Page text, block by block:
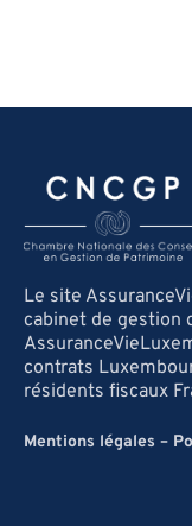
Le site
cabinet de gestion
contrats
résidents fiscaux
Mentions légales –